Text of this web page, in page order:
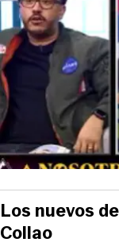
Los nuevos
Collao